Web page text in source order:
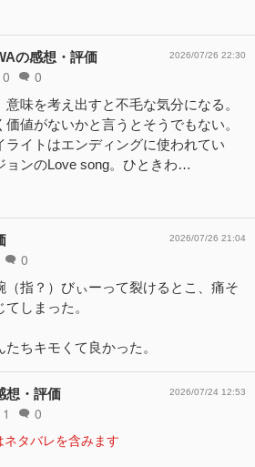
の感想・評価
0 0
2026/07/26 22:30
意味を考え出すと不毛な気分になる。
値がないかと言うとそうでもない。
ライトはエンディングに使われてい
ョンのLove song。ひときわ…
0
2026/07/26 21:04
（指？）びぃーって裂けるとこ、痛そ
しまった。
ちキモくて良かった。
想・評価
1 0
2026/07/24 12:53
ネタバレを含みます